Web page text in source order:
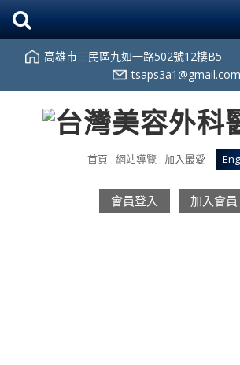
高雄市三民區九如一路502號12樓B5
tsaps3a1@gmail.com
首頁 網站導覽 加入最愛
會員登入 加入會員